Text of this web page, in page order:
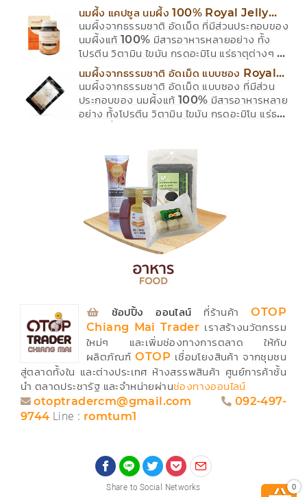
มีคุณสมบัติมากมาย เช่น การเสริมภูมิคุ้มกัน ต้าน
การอักเสบ และต่อต้านริ้วรอย สดจากธรรมชาติ
แท้ 100% ไม่มีสิ่งตกค้าง หรือสารปลอมปนอื่น
ไม่มีวัตถุกันเสีย และสารปรุงแต่ง
นมผึ้ง แคปซูล นมผึ้ง 100% Royal Jelly
Capcapsules
นมผึ้งจากธรรมชาติ อัดเม็ด ที่มีส่วนประกอบของ
นมผึ้งแท้ 100% มีสารอาหารหลายอย่าง ทั้ง
โปรตีน วิตามิน ไขมัน กรดอะมิโน แร่ธาตุต่างๆ ที่
มีประโยชน์ต่อร่างกาย ทานแล้วทำให้ร่างกาย
กระปรี้กระเปร่า สดชื่น ไม่เหนื่อยง่าย วันละ 1
แคปซูล เช้า หรือเย็น (250 mg./capsule)
กล่อง 100 แคปซูล ทานได้นาน 3 เดือน
นมผึ้งจากธรรมชาติ อัดเม็ด แบบซอง Royal
Jelly Capsules
นมผึ้งจากธรรมชาติ อัดเม็ด แบบซอง ที่มีส่วน
ประกอบของ นมผึ้งแท้ 100% มีสารอาหารหลาย
อย่าง ทั้งโปรตีน วิตามิน ไขมัน กรดอะมิโน แร่ธาตุ
ละ 1 แคปซูล เช้า หรือเย็น (250
mg./capsule) ซอง 10 แคปซูล ทานได้นาน
ช้อปปิ้ง ออนไลน์ ที่ร้านค้าOTOP
Chiang Mai Trader เราสร้างนวัตกรรม
ใหม่ๆ และเพิ่มช่องทางการตลาด ให้กับ
ผลิตภัณฑ์OTOP เชื่อมโยงสินค้า จากชุมชน
สู่ตลาดทั้งใน และต่างประเทศ ห้างสรรพสินค้า ศูนย์การค้าชั้น
นำ ตลาดประชารัฐ และจำหน่ายผ่านช่องทางออนไลน์
otoptradercm@gmail.com
092-497-
9744 Line : romtum1
Share to Social Networks 0